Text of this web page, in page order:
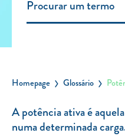
Carregar Fora de Casa
Leituras
Sobre nós
Contactos
Homepage Glossário
A potência ativa é
numa determinada